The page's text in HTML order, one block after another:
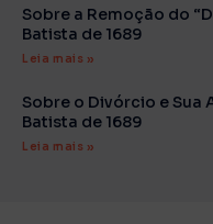
Sobre a Remoção do
Batista de 1689
Leia mais »
Sobre o Divórcio e Sua
Batista de 1689
Leia mais »